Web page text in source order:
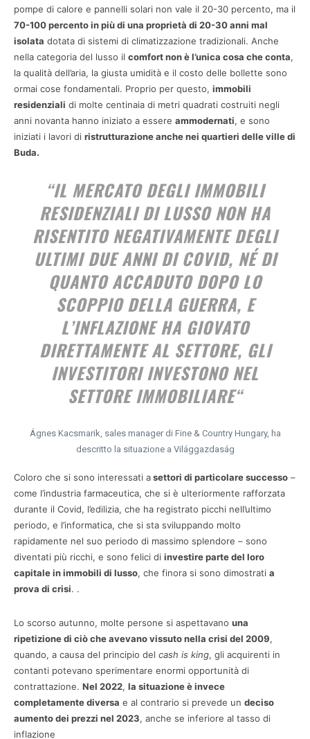
pompe di calore e pannelli solari non vale il 20-30 percento, ma il
70-100 percento in più di una proprietà di 20-30 anni mal
isolata dotata di sistemi di climatizzazione tradizionali. Anche
nella categoria del lusso il comfort non è l’unica cosa che conta,
la qualità dell’aria, la giusta umidità e il costo delle bollette sono
ormai cose fondamentali. Proprio per questo, immobili
residenziali di molte centinaia di metri quadrati costruiti negli
anni novanta hanno iniziato a essere ammodernati, e sono
iniziati i lavori di ristrutturazione anche nei quartieri delle ville di
Buda.
“IL MERCATO DEGLI IMMOBILI
RESIDENZIALI DI LUSSO NON HA
RISENTITO NEGATIVAMENTE DEGLI
ULTIMI DUE ANNI DI COVID, NÉ DI
QUANTO ACCADUTO DOPO LO
SCOPPIO DELLA GUERRA, E
L’INFLAZIONE HA GIOVATO
DIRETTAMENTE AL SETTORE, GLI
INVESTITORI INVESTONO NEL
SETTORE IMMOBILIARE“
Ágnes Kacsmarik, sales manager di Fine & Country Hungary, ha
descritto la situazione a Világgazdaság
Coloro che si sono interessati asettori di particolare successo –
come l’industria farmaceutica, che si è ulteriormente rafforzata
durante il Covid, l’edilizia, che ha registrato picchi nell’ultimo
periodo, e l’informatica, che si sta sviluppando molto
rapidamente nel suo periodo di massimo splendore – sono
diventati più ricchi, e sono felici di investire parte del loro
capitale in immobili di lusso, che finora si sono dimostrati a
prova di crisi. .
Lo scorso autunno, molte persone si aspettavano una
ripetizione di ciò che avevano vissuto nella crisi del 2009,
quando, a causa del principio del cash is king, gli acquirenti in
contanti potevano sperimentare enormi opportunità di
contrattazione. Nel 2022, la situazione è invece
completamente diversa e al contrario si prevede un deciso
aumento dei prezzi nel 2023, anche se inferiore al tasso di
inflazione